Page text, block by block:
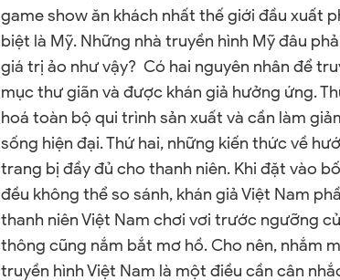
game show ăn khách nhất thế giới đầu xuất
biệt là Mỹ. Những nhà truyền hình Mỹ đâu
giá trị ảo như vậy? Có hai nguyên nhân để
mục thư giãn và được khán giả hưởng ứng.
hoá toàn bộ qui trình sản xuất và cần làm
sống hiện đại. Thứ hai, những kiến thức về
trang bị đầy đủ cho thanh niên. Khi đặt vào
đều không thể so sánh, khán giả Việt Nam
thanh niên Việt Nam chơi vơi trước ngưỡng
thông cũng nắm bắt mơ hồ. Cho nên, nhắm
truyền hình Việt Nam là một điều cần cân